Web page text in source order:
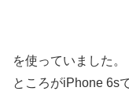
を使っていました。
ところがiPhone 6s